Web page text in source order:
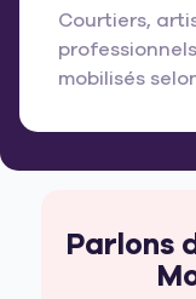
Courtiers,
mobilisés
Parlons